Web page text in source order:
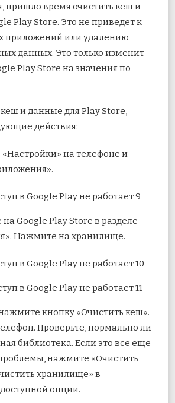
пришло время очистить кеш и
Play Store. Это не приведет к
приложений или удалению
данных. Это только изменит
Play Store на значения по
и данные для Play Store,
действия:
на телефоне и
Google Play Store в разделе
Нажмите на хранилище.
кнопку «Очистить кеш».
Проверьте, нормально ли
библиотека. Если это все еще
нажмите «Очистить
хранилище» в
опции.